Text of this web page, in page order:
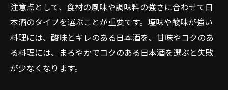
注意点として、食材の風味や調味料の強さに合わせて日
本酒のタイプを選ぶことが重要です。塩味や酸味が強い
料理には、酸味とキレのある日本酒を、甘味やコクのあ
る料理には、まろやかでコクのある日本酒を選ぶと失敗
が少なくなります。